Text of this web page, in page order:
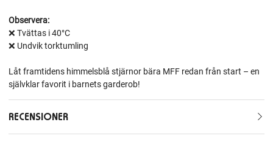
Observera:
❌ Tvättas i 40°C
❌ Undvik torktumling
Låt framtidens himmelsblå stjärnor bära MFF redan från start – en
självklar favorit i barnets garderob!
RECENSIONER